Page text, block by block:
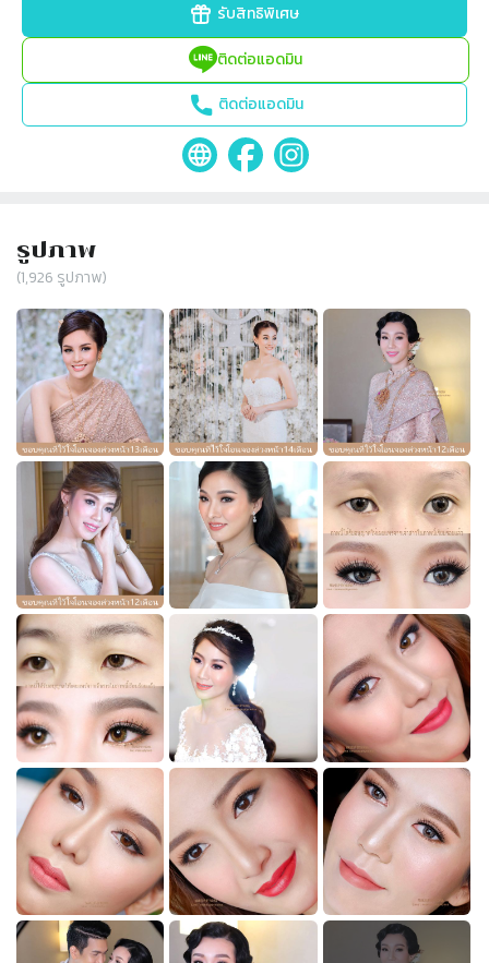
รับสิทธิพิเศษ
ติดต่อแอดมิน
ติดต่อแอดมิน
รูปภาพ
(1,926 รูปภาพ)